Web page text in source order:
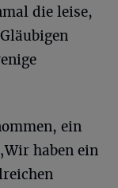
die leise,
ein
haben ein